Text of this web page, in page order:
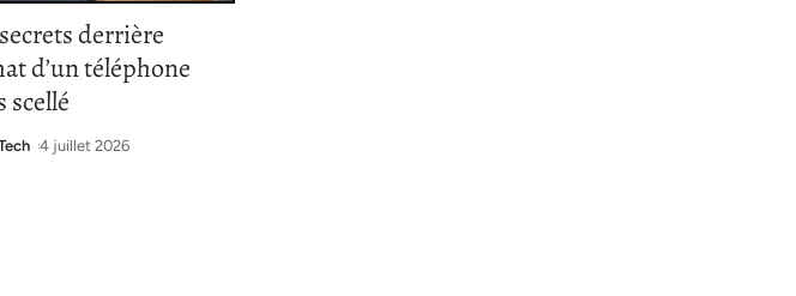
derrière
d’un téléphone
scellé
4 juillet 2026